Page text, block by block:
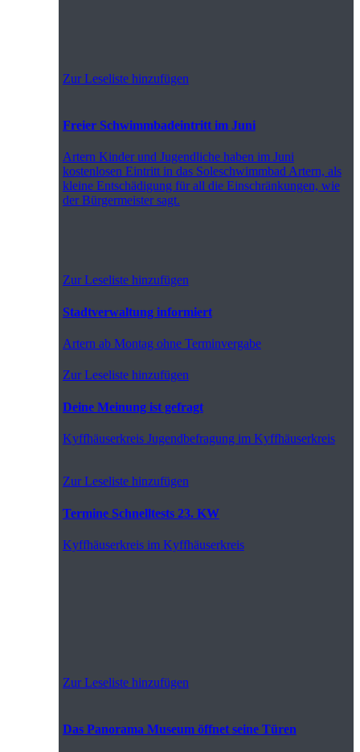
Zur Leseliste hinzufügen
Freier Schwimmbadeintritt im Juni
Artern Kinder und Jugendliche haben im Juni
kostenlosen Eintritt in das Soleschwimmbad Artern, als
kleine Entschädigung für all die Einschränkungen, wie
der Bürgermeister sagt.
Zur Leseliste hinzufügen
Stadtverwaltung informiert
Artern ab Montag ohne Terminvergabe
Zur Leseliste hinzufügen
Deine Meinung ist gefragt
KyffhäuserkreisJugendbefragung im Kyffhäuserkreis
Zur Leseliste hinzufügen
Termine Schnelltests 23. KW
Kyffhäuserkreisim Kyffhäuserkreis
Zur Leseliste hinzufügen
Das Panorama Museum öffnet seine Türen